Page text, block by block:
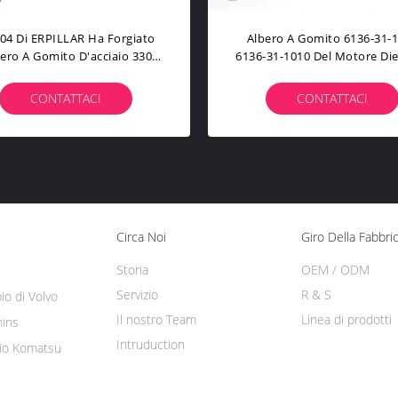
Misura Di Diesel Engine
4LB1 4LC1 4LD1
CONTATTACI
L'albero A Gomito Del
Diesel C9 Per ERPILLAR
CONTATTACI
Komatsu
di Volvo
Circa Noi
Intruduction
Storia
Servizio
Il nostro Team
Giro Della
Linea di prodotti
OEM / ODM
R & S